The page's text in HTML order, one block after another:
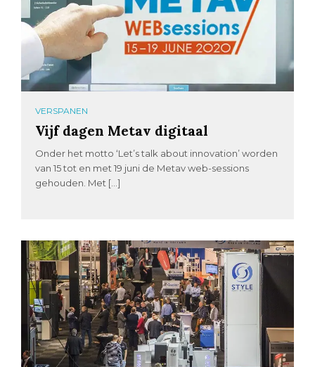
VERSPANEN
Vijf dagen Metav digitaal
Onder het motto ‘Let’s talk about innovation’ worden
van 15 tot en met 19 juni de Metav web-sessions
gehouden. Met […]